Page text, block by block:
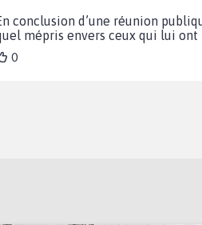
conclusion d’une réunion
mépris envers ceux qui lui
0